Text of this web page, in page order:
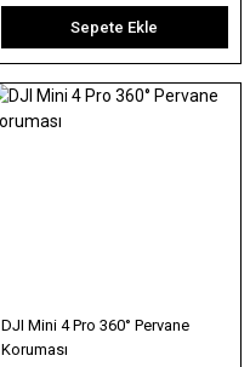
Sepete Ekle
DJI Mini 4 Pro 360° Pervane
Koruması